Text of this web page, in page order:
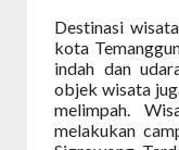
Destinasi
kota
indah dan
objek wisata
melimpah.
melakukan